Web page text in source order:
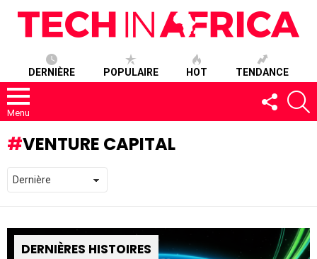
DERNIÈRE POPULAIRE HOT TENDANCE
Menu
SUIVEZ-
NOUS
VENTURE CAPITAL
DERNIÈRES HISTOIRES